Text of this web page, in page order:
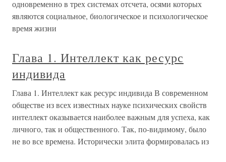
одновременно в трех системах отсчета, осями которых
являются социальное, биологическое и психологическое
время жизни
Глава 1. Интеллект как ресурс
индивида
Глава 1. Интеллект как ресурс индивида В современном
обществе из всех известных науке психических свойств
интеллект оказывается наиболее важным для успеха, как
личного, так и общественного. Так, по-видимому, было
не во все времена. Исторически элита формировалась из